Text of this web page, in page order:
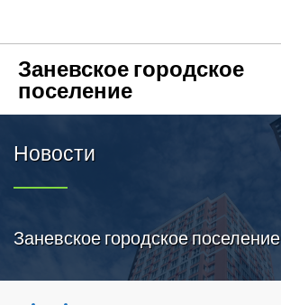
Заневское городское
поселение
Новости
Заневское городское поселение